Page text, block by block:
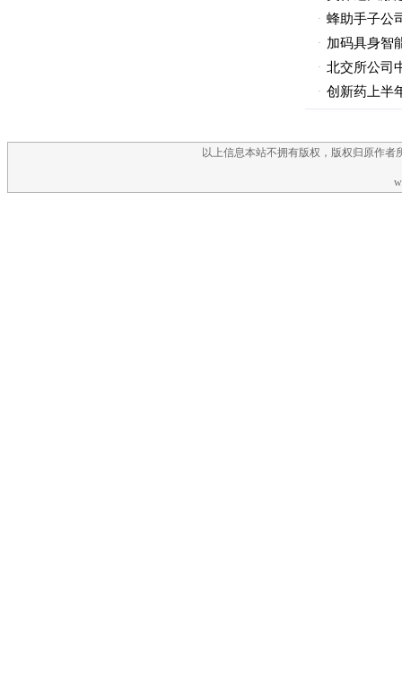
以上信息本站不拥有版权，版权归原作